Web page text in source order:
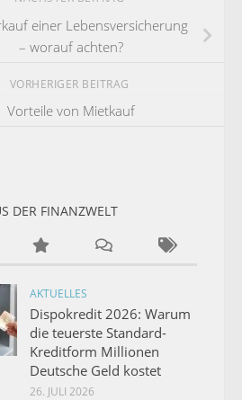
einer Lebensversicherung
– worauf achten?
VORHERIGER BEITRAG
Vorteile von Mietkauf
DER FINANZWELT
AKTUELLES
Dispokredit 2026: Warum
die teuerste Standard-
Kreditform Millionen
Deutsche Geld kostet
26. JULI 2026